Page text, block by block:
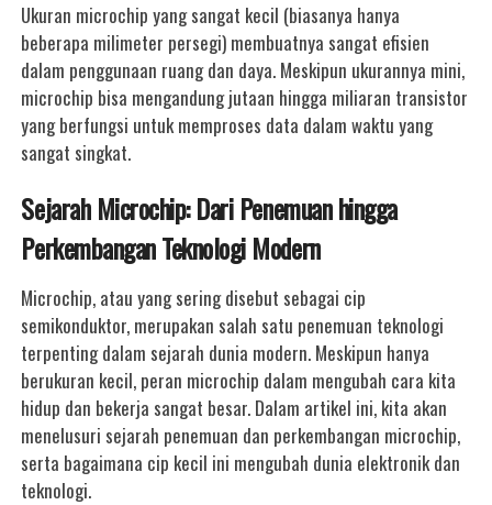
Ukuran microchip yang sangat kecil (biasanya hanya
beberapa milimeter persegi) membuatnya sangat efisien
dalam penggunaan ruang dan daya. Meskipun ukurannya mini,
microchip bisa mengandung jutaan hingga miliaran transistor
yang berfungsi untuk memproses data dalam waktu yang
sangat singkat.
Sejarah Microchip: Dari Penemuan hingga
Perkembangan Teknologi Modern
Microchip, atau yang sering disebut sebagai cip
semikonduktor, merupakan salah satu penemuan teknologi
terpenting dalam sejarah dunia modern. Meskipun hanya
berukuran kecil, peran microchip dalam mengubah cara kita
hidup dan bekerja sangat besar. Dalam artikel ini, kita akan
menelusuri sejarah penemuan dan perkembangan microchip,
serta bagaimana cip kecil ini mengubah dunia elektronik dan
teknologi.